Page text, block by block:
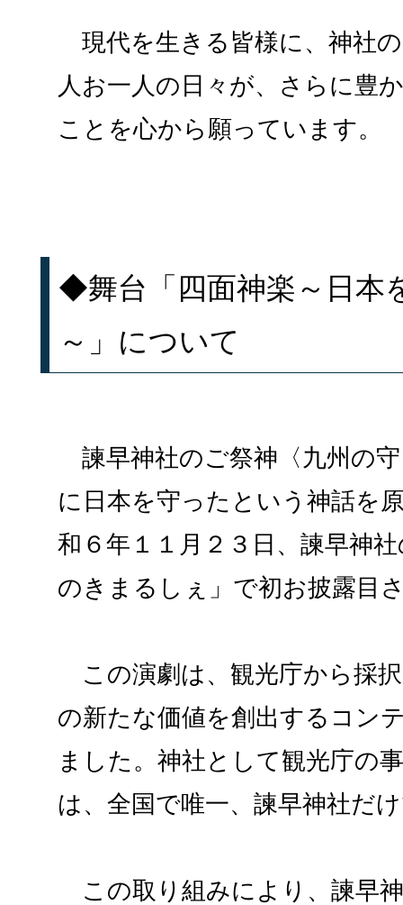
現代を生きる皆様に、神社
人お一人の日々が、さらに豊
ことを心から願っています。
◆舞台「四面神楽～日本
～」について
諫早神社のご祭神〈九州の
に日本を守ったという神話を
和６年１１月２３日、諫早神
のきまるしぇ」で初お披露目
この演劇は、観光庁から採
の新たな価値を創出するコン
ました。神社として観光庁の
は、全国で唯一、諫早神社だ
この取り組みにより、諫早